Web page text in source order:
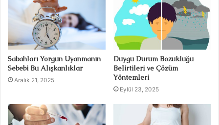
Sabahları Yorgun Uyanmanın
Sebebi Bu Alışkanlıklar
Aralık 21, 2025
Duygu Durum Bozukluğu
Belirtileri ve Çözüm
Yöntemleri
Eylül 23, 2025